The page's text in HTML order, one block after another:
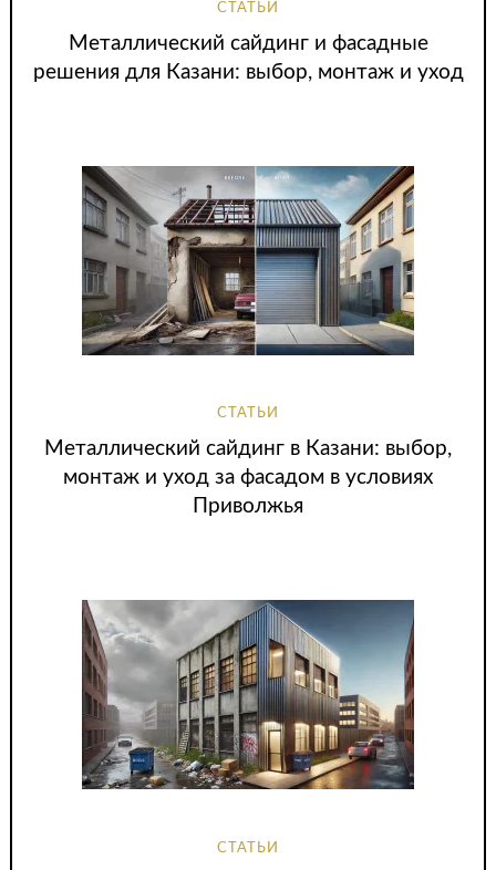
СТАТЬИ
Металлический сайдинг и фасадные
решения для Казани: выбор, монтаж и уход
СТАТЬИ
Металлический сайдинг в Казани: выбор,
монтаж и уход за фасадом в условиях
Приволжья
СТАТЬИ